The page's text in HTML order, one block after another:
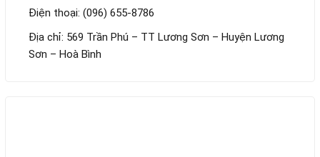
Điện thoại: (096) 655-8786
Địa chỉ: 569 Trần Phú – TT Lương Sơn – Huyện Lương
Sơn – Hoà Bình